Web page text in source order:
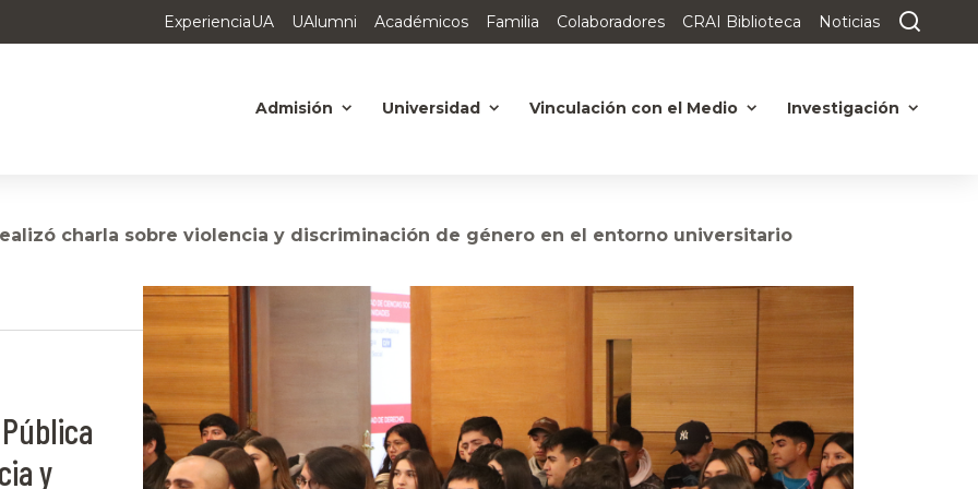
ExperienciaUA UAlumni Académicos Familia Colaboradores CRAI Biblioteca Noticias
Admisión Universidad Vinculación con el Medio Investigación
charla sobre violencia y discriminación de género en el entorno universitario
y